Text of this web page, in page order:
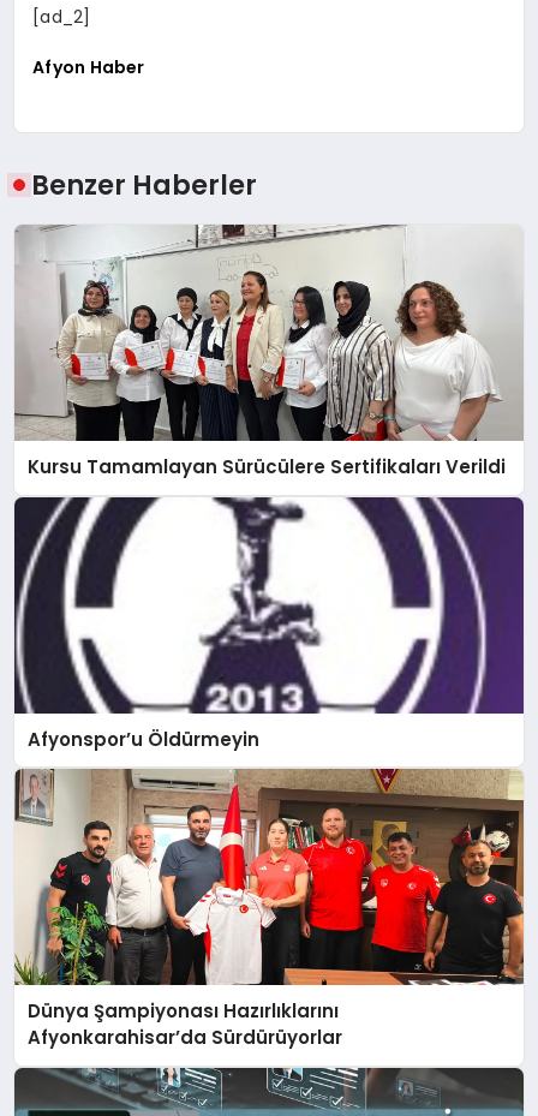
[ad_2]
Afyon Haber
Benzer Haberler
Kursu Tamamlayan Sürücülere Sertifikaları Verildi
Afyonspor’u Öldürmeyin
Dünya Şampiyonası Hazırlıklarını
Afyonkarahisar’da Sürdürüyorlar